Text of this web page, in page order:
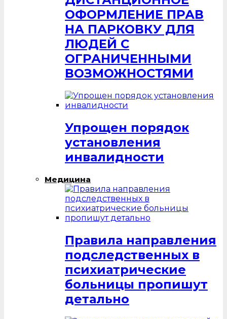
ОФОРМЛЕНИЕ ПРАВ
НА ПАРКОВКУ ДЛЯ
ЛЮДЕЙ С
ОГРАНИЧЕННЫМИ
ВОЗМОЖНОСТЯМИ
Упрощен порядок
установления
инвалидности
Медицина
Правила направления
подследственных в
психиатрические
больницы пропишут
детально